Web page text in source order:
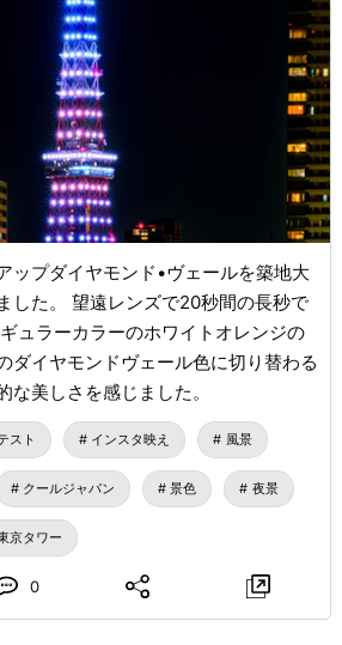
ップダイヤモンド•ヴェールを築地大
した。 望遠レンズで20秒間の長秒で
ュラーカラーのホワイトオレンジの
ダイヤモンドヴェール色に切り替わる
な美しさを感じました。
スト インスタ映え 風景
クールジャパン 景色 夜景
京タワー
0